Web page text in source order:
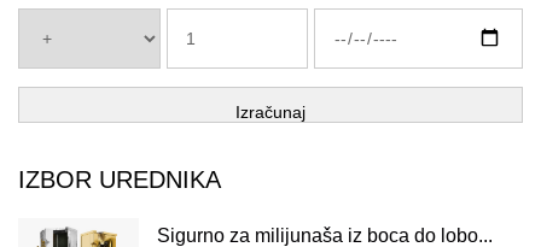
Izračunaj
IZBOR UREDNIKA
Sigurno za milijunaša iz boca do lobo...